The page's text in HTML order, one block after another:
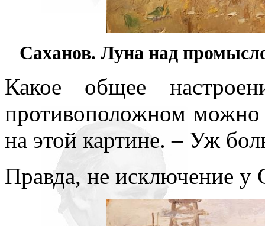
Саханов. Луна над
Какое общее
противоположном
на этой картине. – Уж
Правда, не исключение у